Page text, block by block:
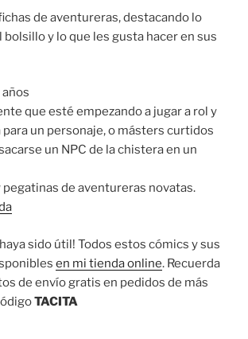
de aventureras, destacando lo
bolsillo y lo que les gusta hacer en sus
años
que esté empezando a jugar a rol y
para un personaje, o másters curtidos
un NPC de la chistera en un
pegatinas de aventureras novatas.
sido útil! Todos estos cómics y sus
en mi tienda online. Recuerda
de envío gratis en pedidos de más
TACITA